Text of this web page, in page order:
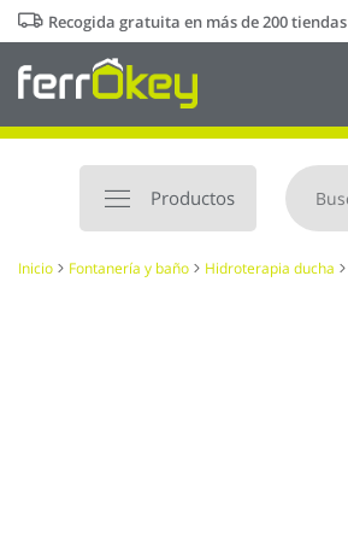
Ir
al
contenido
Recogida gratuita en más de 200 tiendas
Productos
Inicio Fontanería y baño Hidroterapia ducha